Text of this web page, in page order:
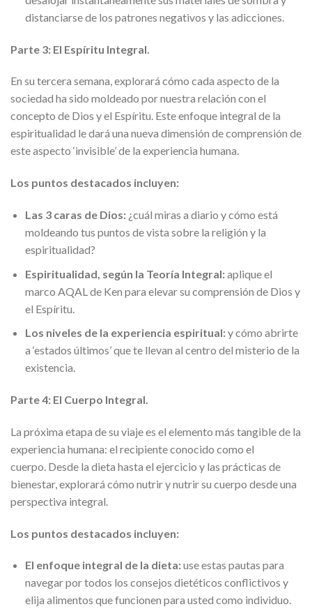
distanciarse de los patrones negativos y las adicciones.
Parte 3: El Espíritu Integral.
En su tercera semana, explorará cómo cada aspecto de la
sociedad ha sido moldeado por nuestra relación con el
concepto de Dios y el Espíritu. Este enfoque integral de la
espiritualidad le dará una nueva dimensión de comprensión de
este aspecto ‘invisible’ de la experiencia humana.
Los puntos destacados incluyen:
Las 3 caras de Dios:¿cuál miras a diario y cómo está
moldeando tus puntos de vista sobre la religión y la
espiritualidad?
Espiritualidad, según la Teoría Integral:aplique el
marco AQAL de Ken para elevar su comprensión de Dios y
el Espíritu.
Los niveles de la experiencia espiritual:y cómo abrirte
a ‘estados últimos’ que te llevan al centro del misterio de la
existencia.
Parte 4: El Cuerpo Integral.
La próxima etapa de su viaje es el elemento más tangible de la
experiencia humana: el recipiente conocido como el
cuerpo. Desde la dieta hasta el ejercicio y las prácticas de
bienestar, explorará cómo nutrir y nutrir su cuerpo desde una
perspectiva integral.
Los puntos destacados incluyen:
El enfoque integral de la dieta:use estas pautas para
navegar por todos los consejos dietéticos conflictivos y
elija alimentos que funcionen para usted como individuo.